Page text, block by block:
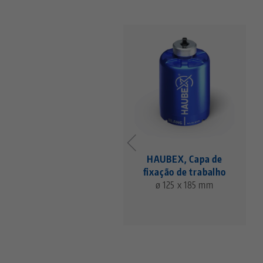
HAUBEX, Capa de
fixação de trabalho
ø 125 x 185 mm